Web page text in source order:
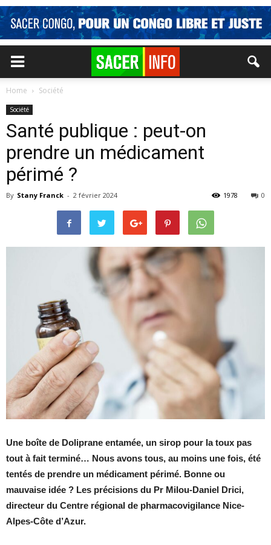
Home Société
Société
Santé publique : peut-on
prendre un médicament
périmé ?
By Stany Franck - 2 février 2024 0
1978
Une boîte de Doliprane entamée, un sirop pour la toux pas
tout à fait terminé… Nous avons tous, au moins une fois, été
tentés de prendre un médicament périmé. Bonne ou
mauvaise idée ? Les précisions du Pr Milou-Daniel Drici,
directeur du Centre régional de pharmacovigilance Nice-
Alpes-Côte d’Azur.